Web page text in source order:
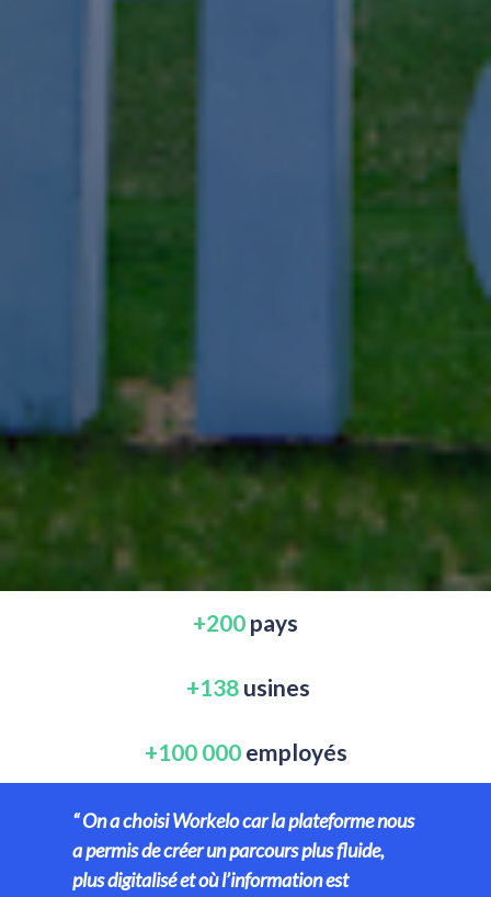
+200 pays
+138 usines
+100 000 employés
“ On a choisi Workelo car la plateforme nous
a permis de créer un parcours plus fluide,
plus digitalisé et où l’information est